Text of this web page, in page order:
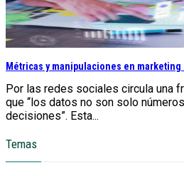
Métricas y manipulaciones en marketing
Por las redes sociales circula una
que “los datos no son solo
decisiones”. Esta...
Temas